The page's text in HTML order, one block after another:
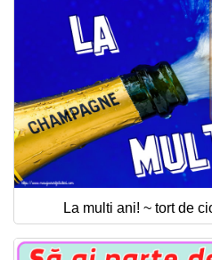
La multi ani! ~ tort de